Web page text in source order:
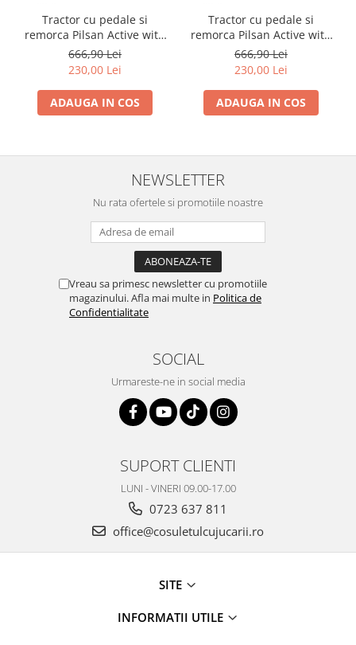
Tractor cu pedale si
remorca Pilsan Active with
Trailer 07-316 green
666,90 Lei
230,00 Lei
ADAUGA IN COS
Tractor cu pedale si
remorca Pilsan Active with
Trailer 07-316 red
666,90 Lei
230,00 Lei
ADAUGA IN COS
NEWSLETTER
Nu rata ofertele si promotiile noastre
Vreau sa primesc newsletter cu promotiile
magazinului. Afla mai multe in Politica de
Confidentialitate
SOCIAL
Urmareste-ne in social media
SUPORT CLIENTI
LUNI - VINERI 09.00-17.00
0723 637 811
office@cosuletulcujucarii.ro
SITE
INFORMATII UTILE